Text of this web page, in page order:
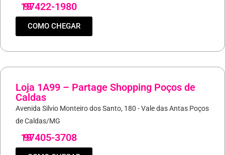
19
97422-1980
COMO CHEGAR
Loja 1A99 – Partage Shopping Poços de
Caldas
Avenida Silvio Monteiro dos Santo, 180 - Vale das Antas Poços
de Caldas/MG
19
97405-3708